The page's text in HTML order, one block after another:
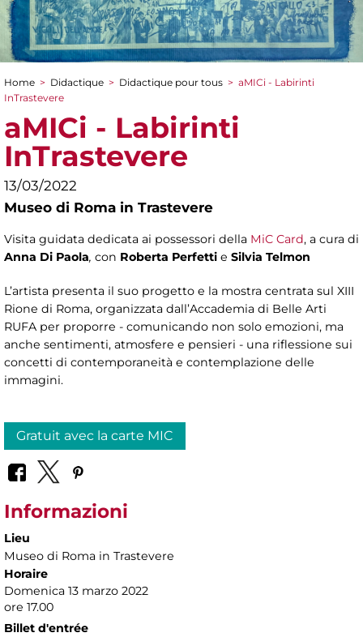
You are here
Home > Didactique > Didactique pour tous > aMICi - Labirinti
InTrastevere
aMICi - Labirinti
InTrastevere
13/03/2022
Museo di Roma in Trastevere
Visita guidata dedicata ai possessori della MiC Card, a cura di
Anna Di Paola, con Roberta Perfetti e Silvia Telmon
L’artista presenta il suo progetto e la mostra centrata sul XIII
Rione di Roma, organizzata dall’Accademia di Belle Arti
RUFA per proporre - comunicando non solo emozioni, ma
anche sentimenti, atmosfere e pensieri - una riflessione sui
concetti di contemporaneità e contemplazione delle
immagini.
Gratuit avec la carte MIC
Informazioni
Lieu
Museo di Roma in Trastevere
Horaire
Domenica 13 marzo 2022
ore 17.00
Billet d'entrée